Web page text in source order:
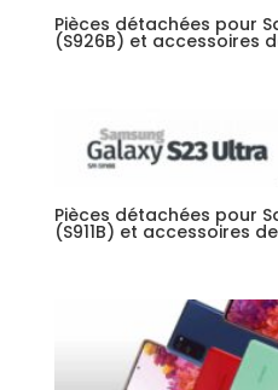
Pièces détachées pour
(S926B) et accessoires
Pièces détachées pour
(S911B) et accessoires